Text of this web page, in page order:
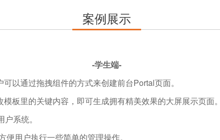
案例展示
-学生端-
以通过拖拽组件的方式来创建前台Portal页面。
板里的关键内容，即可生成拥有精美效果的大屏展示页面
系统。
用户执行一些简单的管理操作。